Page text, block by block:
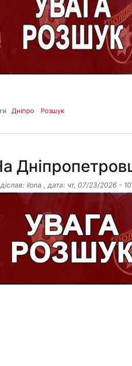
Дніпро Розшук
ilona , дата: чт, 07/23/2026 -